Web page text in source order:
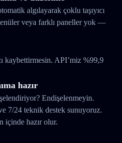
algılayarak çoklu taşıyıcı
veya farklı paneller yok —
kaybettirmesin. API’miz %99,9
hazır
Endişelenmeyin.
7/24 teknik destek sunuyoruz.
içinde hazır olur.